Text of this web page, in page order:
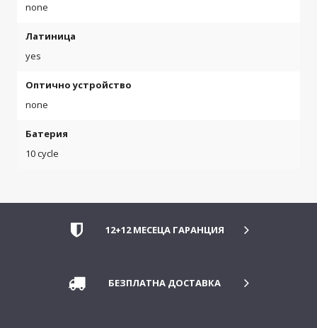
none
Латиница
yes
Оптично устройство
none
Батерия
10 cycle
12+12 МЕСЕЦА ГАРАНЦИЯ
БЕЗПЛАТНА ДОСТАВКА